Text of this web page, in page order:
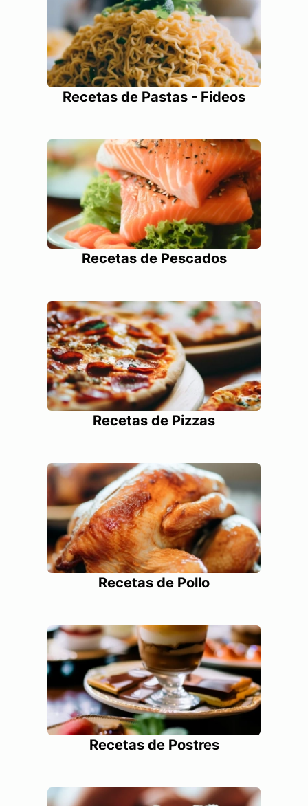
Recetas de Pastas - Fideos
Recetas de Pescados
Recetas de Pizzas
Recetas de Pollo
Recetas de Postres